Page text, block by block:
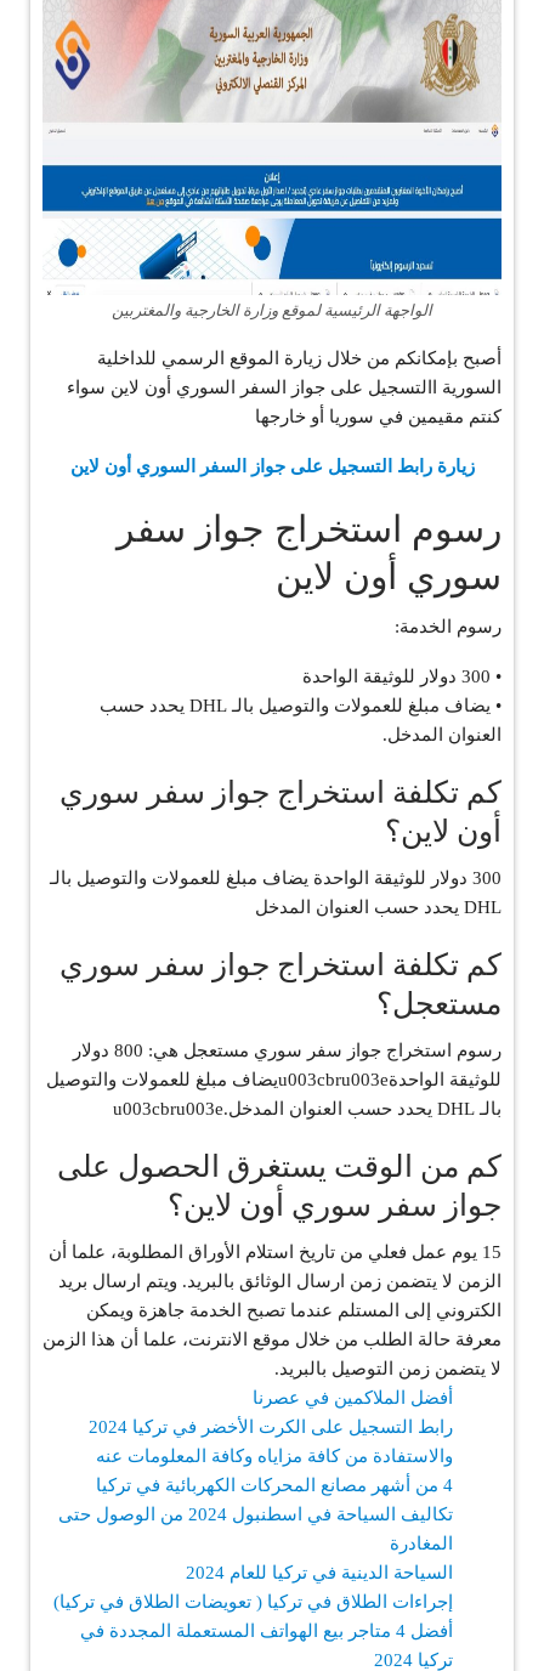
الواجهة الرئيسية لموقع وزارة الخارجية والمغتربين
أصبح بإمكانكم من خلال زيارة الموقع الرسمي للداخلية
السورية االتسجيل على جواز السفر السوري أون لاين سواء
كنتم مقيمين في سوريا أو خارجها
زيارة رابط التسجيل على جواز السفر السوري أون لاين
رسوم استخراج جواز سفر
سوري أون لاين
رسوم الخدمة:
• 300 دولار للوثيقة الواحدة
• يضاف مبلغ للعمولات والتوصيل بالـ DHL يحدد حسب
العنوان المدخل.
كم تكلفة استخراج جواز سفر سوري
أون لاين؟
300 دولار للوثيقة الواحدة يضاف مبلغ للعمولات والتوصيل بالـ
DHL يحدد حسب العنوان المدخل
كم تكلفة استخراج جواز سفر سوري
مستعجل؟
رسوم استخراج جواز سفر سوري مستعجل هي: 800 دولار
للوثيقة الواحدةu003cbru003eيضاف مبلغ للعمولات والتوصيل
بالـ DHL يحدد حسب العنوان المدخل.u003cbru003e
كم من الوقت يستغرق الحصول على
جواز سفر سوري أون لاين؟
15 يوم عمل فعلي من تاريخ استلام الأوراق المطلوبة، علما أن
الزمن لا يتضمن زمن ارسال الوثائق بالبريد. ويتم ارسال بريد
الكتروني إلى المستلم عندما تصبح الخدمة جاهزة ويمكن
معرفة حالة الطلب من خلال موقع الانترنت، علما أن هذا الزمن
لا يتضمن زمن التوصيل بالبريد.
أفضل الملاكمين في عصرنا
رابط التسجيل على الكرت الأخضر في تركيا 2024
والاستفادة من كافة مزاياه وكافة المعلومات عنه
4 من أشهر مصانع المحركات الكهربائية في تركيا
تكاليف السياحة في اسطنبول 2024 من الوصول حتى
المغادرة
السياحة الدينية في تركيا للعام 2024
إجراءات الطلاق في تركيا ( تعويضات الطلاق في تركيا)
أفضل 4 متاجر بيع الهواتف المستعملة المجددة في
تركيا 2024